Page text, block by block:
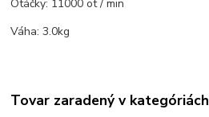
Otáčky: 11000 ot / min
Váha: 3.0kg
Tovar zaradený v kategóriách